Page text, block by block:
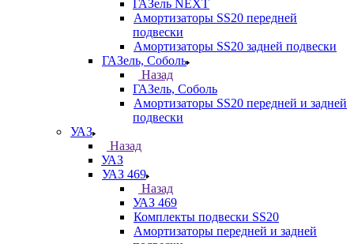
ГАЗель NEXT
Амортизаторы SS20 передней
подвески
Амортизаторы SS20 задней подвески
ГАЗель, Соболь
Назад
ГАЗель, Соболь
Амортизаторы SS20 передней и задней
подвески
УАЗ
Назад
УАЗ
УАЗ 469
Назад
УАЗ 469
Комплекты подвески SS20
Амортизаторы передней и задней